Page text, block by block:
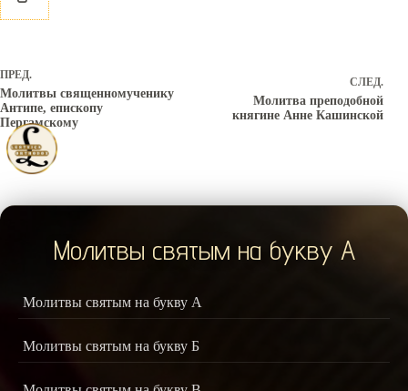
ПРЕД.
Молитвы священномученику
Антипе, епископу
Пергамскому
СЛЕД.
Молитва преподобной
княгине Анне Кашинской
Молитвы святым на букву А
Молитвы святым на букву А
Молитвы святым на букву Б